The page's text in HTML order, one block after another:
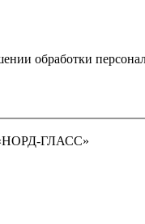
обработки
«НОРД-ГЛАСС»